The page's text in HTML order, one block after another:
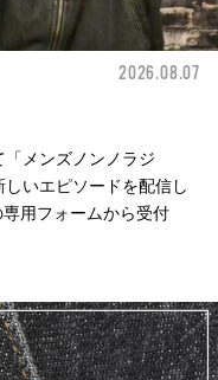
2026.08.07
「メンズノンノラジ
いエピソードを配信し
用フォームから受付